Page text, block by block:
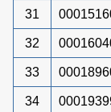
31
32
33
34